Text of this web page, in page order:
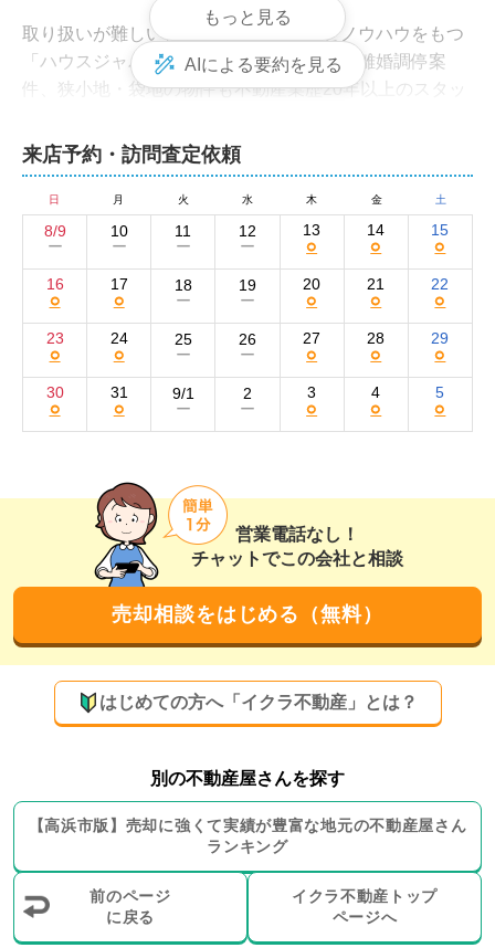
営業電話なし！
チャットでこの会社と相談
売却相談をはじめる（無料）
はじめての方へ「イクラ不動産」とは？
別の不動産屋さんを探す
【高浜市版】 売却に強くて実績が豊富な地元の不動産屋さん
ランキング
前のページ
に戻る
イクラ不動産トップ
ページへ
来店予約・訪問査定依頼
日 月 火 水 木 金 土
8/9
ー
10
ー
11
ー
12
ー
13
○
14
○
15
○
16
○
17
○
18
ー
19
ー
20
○
21
○
22
○
23
○
24
○
25
ー
26
ー
27
○
28
○
29
○
30
○
31
○
9/1
ー
2
ー
3
○
4
○
5
○
取り扱いが難しい物件も、長年の経験とノウハウをもつ
「ハウスジャパン」なら売却が可能です。離婚調停案
件、狭小地・袋地の物件も不動産業歴20年以上のスタッ
でも、当社が成約へと導いてみせます。ぜひ一度、お問
い合わせください。
相続や財産分与、税金のご相談も承っております。きめ
細やかなフォローで、売却に関するお客様の不安をゼロ
に。安心・安全なお取引をお約束します。
買い手は、at homeなど大手ポータルサイトで募集。イ
ンターネットだけでなく、チラシを活用した集客にも力
を入れております。広告には、明るく高画質な写真を多
数掲載。物件の魅力を最大限にアピールすることで、問
い合わせ数アップを狙います。
ってお客様の売却をサポートいたします。
もっと見る
AIによる要約を見る